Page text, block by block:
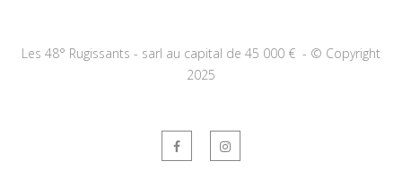
Les 48° Rugissants - sarl au capital de 45 000 € - © Copyright
2025